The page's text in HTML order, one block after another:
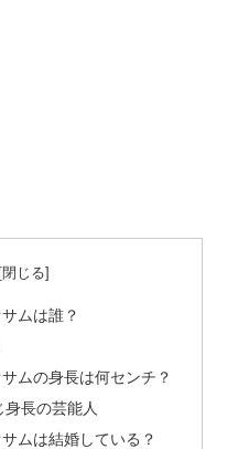
ムは誰？
ムの身長は何センチ？
長の芸能人
ムは結婚している？